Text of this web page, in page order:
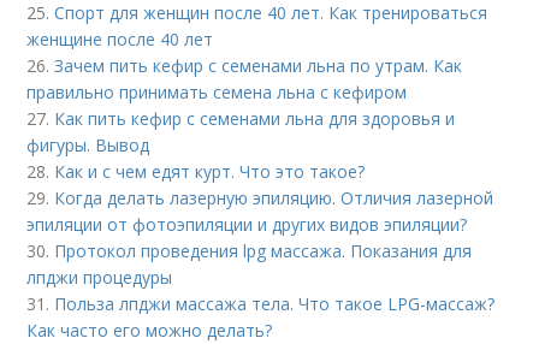
25.Спорт для женщин после 40 лет. Как тренироваться
женщине после 40 лет
26.Зачем пить кефир с семенами льна по утрам. Как
правильно принимать семена льна с кефиром
27. Как пить кефир с семенами льна для здоровья и
фигуры. Вывод
28. Как и с чем едят курт. Что это такое?
29. Когда делать лазерную эпиляцию. Отличия лазерной
эпиляции от фотоэпиляции и других видов эпиляции?
30. Протокол проведения lpg массажа. Показания для
лпджи процедуры
31. Польза лпджи массажа тела. Что такое LPG-массаж?
Как часто его можно делать?